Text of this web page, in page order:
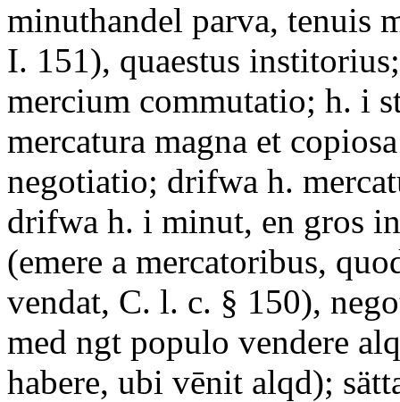
minuthandel parva, tenuis
I. 151), quaestus
mercium commutatio; h. i
mercatura magna et
negotiatio; drifwa h.
drifwa h. i minut, en gros
(emere a mercatoribus,
vendat, C. l. c. § 150),
med ngt populo vendere
habere, ubi vēnit alqd);